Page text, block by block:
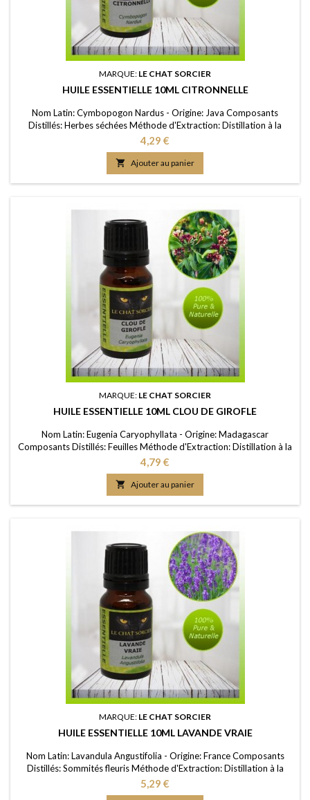
MARQUE: LE CHAT SORCIER
HUILE ESSENTIELLE 10ML CITRONNELLE
Nom Latin: Cymbopogon Nardus - Origine: Java Composants
Distillés: Herbes séchées Méthode d'Extraction: Distillation à la
vapeur d’eau Purité: 100% FDS/MSDS: Disponible sur demande
Prix
4,29 €
 Ajouter au panier
MARQUE: LE CHAT SORCIER
HUILE ESSENTIELLE 10ML CLOU DE GIROFLE
Nom Latin: Eugenia Caryophyllata - Origine: Madagascar
Composants Distillés: Feuilles Méthode d'Extraction: Distillation à la
vapeur d’eau Purité: 100% FDS/MSDS: Disponible sur demande
Prix
4,79 €
 Ajouter au panier
MARQUE: LE CHAT SORCIER
HUILE ESSENTIELLE 10ML LAVANDE VRAIE
Nom Latin: Lavandula Angustifolia - Origine: France Composants
Distillés: Sommités fleuris Méthode d'Extraction: Distillation à la
vapeur d’eau Purité: 100% FDS/MSDS: Disponible sur demande
ATTENTION! : RISQUE DE SOMNOLENCE EN CAS D'HYPOTENSION
Prix
5,29 €